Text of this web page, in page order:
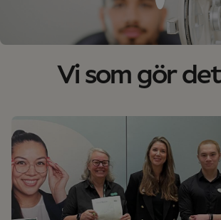
Vi som gör det